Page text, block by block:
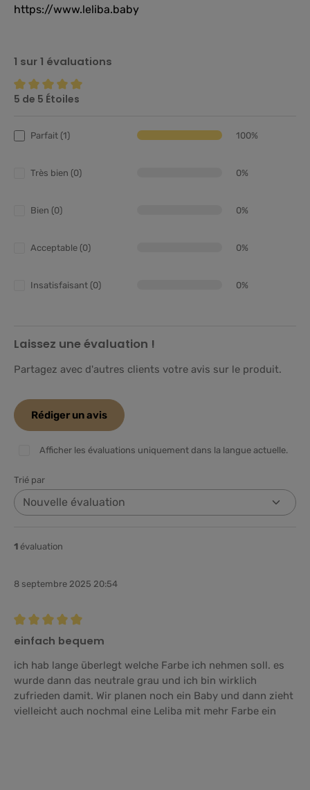
https://www.leliba.baby
1 sur 1 évaluations
Note moyenne de 5 sur 5 étoiles
5 de 5 Étoiles
Parfait (1) 100%
Très bien (0) 0%
Bien (0) 0%
Acceptable (0) 0%
Insatisfaisant (0) 0%
Laissez une évaluation !
Partagez avec d'autres clients votre avis sur le produit.
Rédiger un avis
Afficher les évaluations uniquement dans la langue actuelle.
Trié par
1 évaluation
8 septembre 2025 20:54
Évaluation avec une note de 5 sur 5 étoiles
einfach bequem
ich hab lange überlegt welche Farbe ich nehmen soll. es
wurde dann das neutrale grau und ich bin wirklich
zufrieden damit. Wir planen noch ein Baby und dann zieht
vielleicht auch nochmal eine Leliba mit mehr Farbe ein